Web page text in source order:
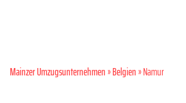
Mainzer Umzugsunternehmen»Belgien» Namur